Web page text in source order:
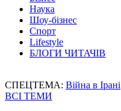
Наука
Шоу-бізнес
Спорт
Lifestyle
БЛОГИ ЧИТАЧІВ
СПЕЦТЕМА: Війна в Ірані
ВСІ ТЕМИ